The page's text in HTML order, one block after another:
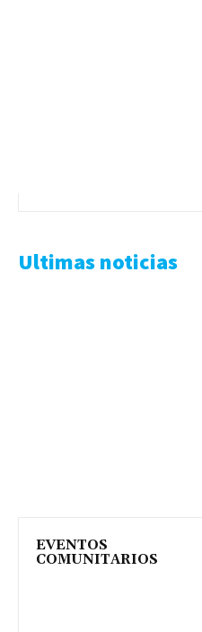
Ultimas noticias
EVENTOS
COMUNITARIOS